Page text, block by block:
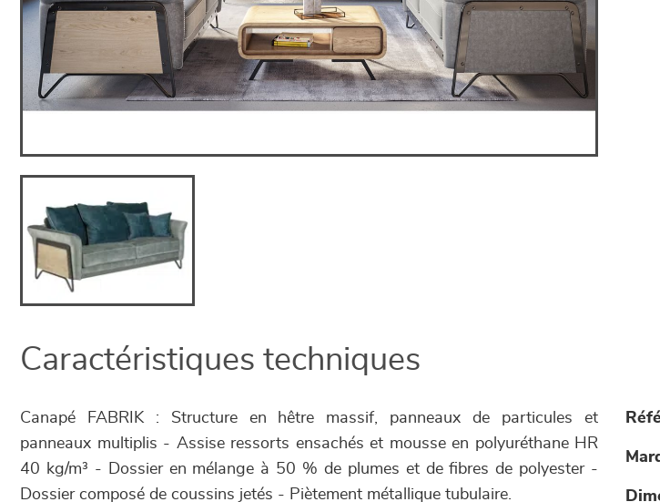
Caractéristiques techniques
Canapé FABRIK : Structure en hêtre massif, panneaux de particules et
panneaux multiplis - Assise ressorts ensachés et mousse en polyuréthane HR
40 kg/m³ - Dossier en mélange à 50 % de plumes et de fibres de polyester -
Dossier composé de coussins jetés - Piètement métallique tubulaire.